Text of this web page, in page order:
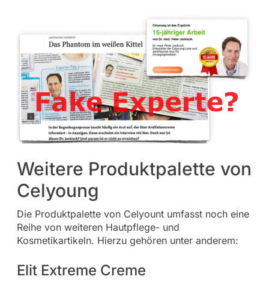
Weitere Produktpalette von
Celyoung
Die Produktpalette von Celyount umfasst noch eine
Reihe von weiteren Hautpflege- und
Kosmetikartikeln. Hierzu gehören unter anderem:
Elit Extreme Creme